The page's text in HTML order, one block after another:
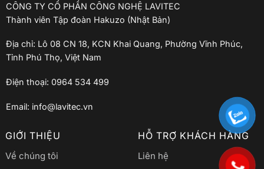
CÔNG TY CỔ PHẦN CÔNG NGHỆ LAVITEC
Thành viên Tập đoàn Hakuzo (Nhật Bản)
Địa chỉ: Lô 08 CN 18, KCN Khai Quang, Phường Vĩnh Phúc,
Tỉnh Phú Thọ, Việt Nam
Điện thoại: 0964 534 499
Email: info@lavitec.vn
GIỚI THIỆU
Về chúng tôi
HỖ TRỢ KHÁCH HÀNG
Liên hệ